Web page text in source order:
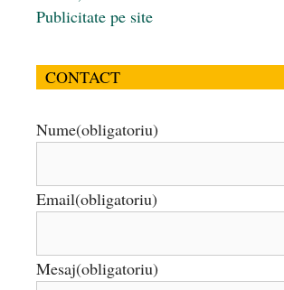
Publicitate pe site
CONTACT
Nume(obligatoriu)
Email(obligatoriu)
Mesaj(obligatoriu)